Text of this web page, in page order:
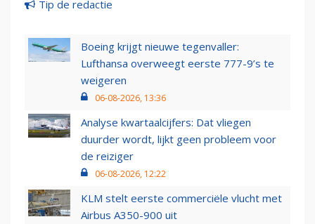
Tip de redactie
Boeing krijgt nieuwe tegenvaller:
Lufthansa overweegt eerste 777-9’s te
weigeren
06-08-2026, 13:36
Analyse kwartaalcijfers: Dat vliegen
duurder wordt, lijkt geen probleem voor
de reiziger
06-08-2026, 12:22
KLM stelt eerste commerciële vlucht met
Airbus A350-900 uit